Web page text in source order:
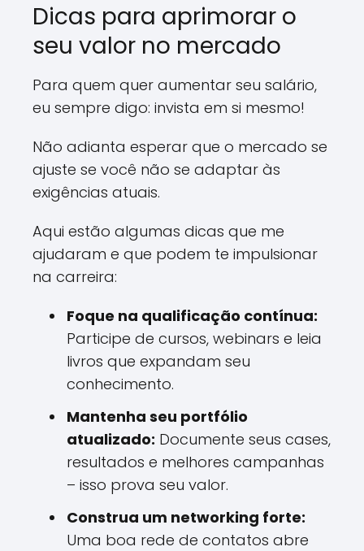
Dicas para aprimorar o
seu valor no mercado
Para quem quer aumentar seu salário,
eu sempre digo: invista em si mesmo!
Não adianta esperar que o mercado se
ajuste se você não se adaptar às
exigências atuais.
Aqui estão algumas dicas que me
ajudaram e que podem te impulsionar
na carreira:
Foque na qualificação contínua:
Participe de cursos, webinars e leia
livros que expandam seu
conhecimento.
Mantenha seu portfólio
atualizado: Documente seus cases,
resultados e melhores campanhas
– isso prova seu valor.
Construa um networking forte:
Uma boa rede de contatos abre